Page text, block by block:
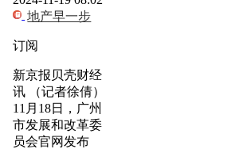
地产早一步
订阅
新京报贝壳财经
讯 （记者徐倩）
11月18日，广州
市发展和改革委
员会官网发布